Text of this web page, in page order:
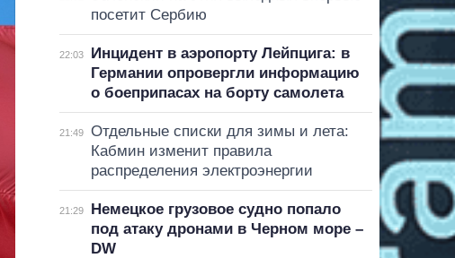
посетит Сербию
22:03
Инцидент в аэропорту Лейпцига: в
Германии опровергли информацию
о боеприпасах на борту самолета
21:49
Отдельные списки для зимы и лета:
Кабмин изменит правила
распределения электроэнергии
21:29
Немецкое грузовое судно попало
под атаку дронами в Черном море –
DW